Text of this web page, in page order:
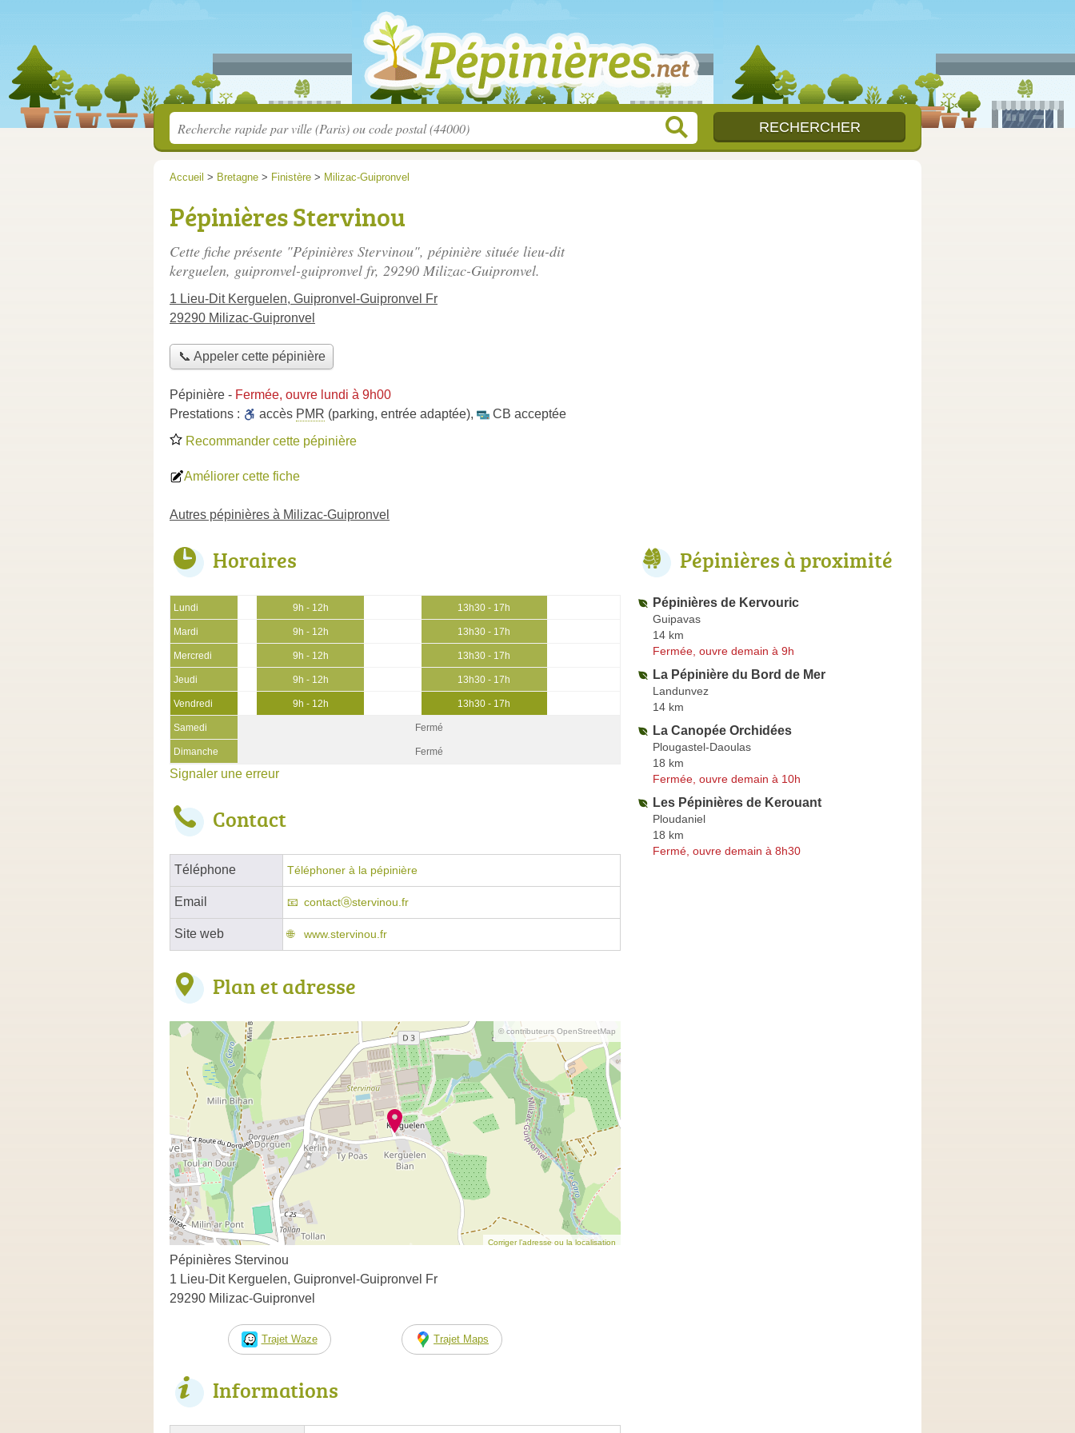
Accueil > Bretagne > Finistère > Milizac-Guipronvel
Pépinières Stervinou
Cette fiche présente "Pépinières Stervinou", pépinière située lieu-dit
kerguelen, guipronvel-guipronvel fr, 29290 Milizac-Guipronvel.
1 Lieu-Dit Kerguelen, Guipronvel-Guipronvel Fr
29290 Milizac-Guipronvel
📞 Appeler cette pépinière
Pépinière - Fermée, ouvre lundi à 9h00
Prestations :
accès PMR (parking, entrée adaptée),
CB acceptée
Recommander cette pépinière
Améliorer cette fiche
Autres pépinières à Milizac-Guipronvel
Horaires
Lundi 9h - 12h 13h30 - 17h
Mardi 9h - 12h 13h30 - 17h
Mercredi 9h - 12h 13h30 - 17h
Jeudi 9h - 12h 13h30 - 17h
Vendredi 9h - 12h 13h30 - 17h
Samedi Fermé
Dimanche Fermé
Signaler une erreur
Contact
Téléphone Téléphoner à la pépinière
Email contactⓐstervinou.fr
Site web www.stervinou.fr
Plan et adresse
© contributeurs OpenStreetMap
Corriger l’adresse ou la localisation
Pépinières Stervinou
1 Lieu-Dit Kerguelen, Guipronvel-Guipronvel Fr
29290 Milizac-Guipronvel
Trajet Waze Trajet Maps
Informations
Pépinières à proximité
Pépinières de Kervouric
Guipavas
14 km
Fermée, ouvre demain à 9h
La Pépinière du Bord de Mer
Landunvez
14 km
La Canopée Orchidées
Plougastel-Daoulas
18 km
Fermée, ouvre demain à 10h
Les Pépinières de Kerouant
Ploudaniel
18 km
Fermé, ouvre demain à 8h30